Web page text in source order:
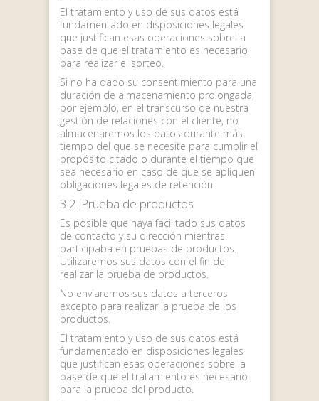
El tratamiento y uso de sus datos está
fundamentado en disposiciones legales
que justifican esas operaciones sobre la
base de que el tratamiento es necesario
para realizar el sorteo.
Si no ha dado su consentimiento para una
duración de almacenamiento prolongada,
por ejemplo, en el transcurso de nuestra
gestión de relaciones con el cliente, no
almacenaremos los datos durante más
tiempo del que se necesite para cumplir el
propósito citado o durante el tiempo que
sea necesario en caso de que se apliquen
obligaciones legales de retención.
3.2. Prueba de productos
Es posible que haya facilitado sus datos
de contacto y su dirección mientras
participaba en pruebas de productos.
Utilizaremos sus datos con el fin de
realizar la prueba de productos.
No enviaremos sus datos a terceros
excepto para realizar la prueba de los
productos.
El tratamiento y uso de sus datos está
fundamentado en disposiciones legales
que justifican esas operaciones sobre la
base de que el tratamiento es necesario
para la prueba del producto.